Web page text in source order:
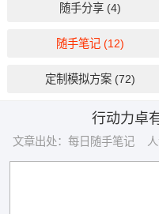
随手分享 (4)
随手笔记 (12)
定制模拟方案 (72)
行动力卓
文章出处：每日随手笔记